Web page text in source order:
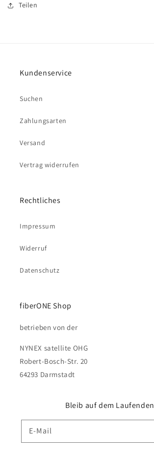
Teilen
Kundenservice
Suchen
Zahlungsarten
Versand
Vertrag widerrufen
Rechtliches
Impressum
Widerruf
Datenschutz
fiberONE Shop
betrieben von der
NYNEX satellite OHG
Robert-Bosch-Str. 20
64293 Darmstadt
Bleib auf dem Laufenden
E-Mail